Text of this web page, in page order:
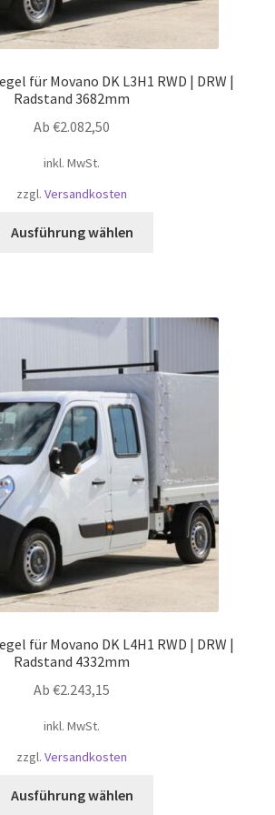
für Movano DK L3H1 RWD | DRW |
Radstand 3682mm
Ab €2.082,50
inkl. MwSt.
zzgl. Versandkosten
Ausführung wählen
Varianten
Die
Optionen
können
auf
der
Produktseite
gewählt
werden
für Movano DK L4H1 RWD | DRW |
Radstand 4332mm
Ab €2.243,15
inkl. MwSt.
zzgl. Versandkosten
Ausführung wählen